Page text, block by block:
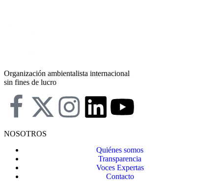
Organización ambientalista internacional
sin fines de lucro
NOSOTROS
Quiénes somos
Transparencia
Voces Expertas
Contacto